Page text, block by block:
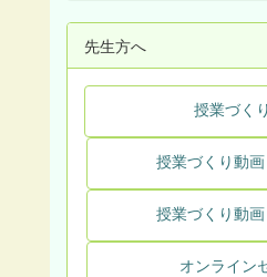
先生方へ
授業づく
授業づくり動画
授業づくり動画
オンライン